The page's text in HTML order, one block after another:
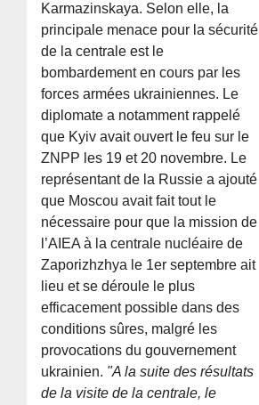
Karmazinskaya. Selon elle, la
principale menace pour la sécurité
de la centrale est le
bombardement en cours par les
forces armées ukrainiennes. Le
diplomate a notamment rappelé
que Kyiv avait ouvert le feu sur le
ZNPP les 19 et 20 novembre. Le
représentant de la Russie a ajouté
que Moscou avait fait tout le
nécessaire pour que la mission de
l’AIEA à la centrale nucléaire de
Zaporizhzhya le 1er septembre ait
lieu et se déroule le plus
efficacement possible dans des
conditions sûres, malgré les
provocations du gouvernement
ukrainien. "A la suite des résultats
de la visite de la centrale, le